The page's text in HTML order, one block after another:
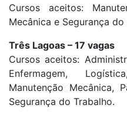
Cursos aceitos:
Mecânica e Segurança do
Três Lagoas – 17 vagas
Cursos aceitos:
Enfermagem,
Manutenção Mecânica,
Segurança do Trabalho.